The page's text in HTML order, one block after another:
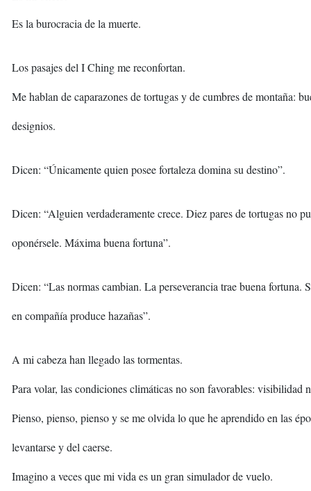
Es la burocracia de la muerte.
Los pasajes del I Ching me reconfortan.
Me hablan de caparazones de tortugas y de cumbres de montaña:
designios.
Dicen: “Únicamente quien posee fortaleza domina su destino”.
Dicen: “Alguien verdaderamente crece. Diez pares de tortugas no
oponérsele. Máxima buena fortuna”.
Dicen: “Las normas cambian. La perseverancia trae buena fortuna.
en compañía produce hazañas”.
A mi cabeza han llegado las tormentas.
Para volar, las condiciones climáticas no son favorables: visibilidad
Pienso, pienso, pienso y se me olvida lo que he aprendido en las
levantarse y del caerse.
Imagino a veces que mi vida es un gran simulador de vuelo.